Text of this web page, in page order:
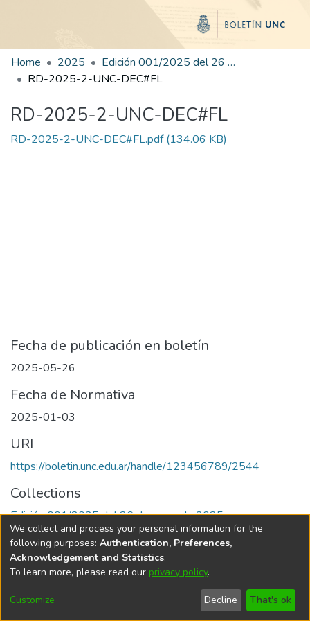
Home 2025
Edición 001/2025 del 26 de mayo de 2025
RD-2025-2-UNC-DEC#FL
RD-2025-2-UNC-DEC#FL
RD-2025-2-UNC-DEC#FL.pdf(134.06 KB)
Fecha de publicación en boletín
2025-05-26
Fecha de Normativa
2025-01-03
URI
https://boletin.unc.edu.ar/handle/123456789/2544
Collections
Edición 001/2025 del 26 de mayo de 2025
Universidad Nacional de Córdoba
We collect and process your personal information for the
following purposes: Authentication, Preferences,
Acknowledgement and Statistics.
To learn more, please read our privacy policy.
Customize Decline That's ok